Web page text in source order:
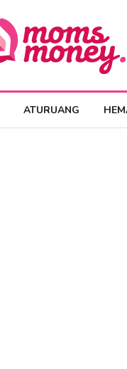
ATURUANG